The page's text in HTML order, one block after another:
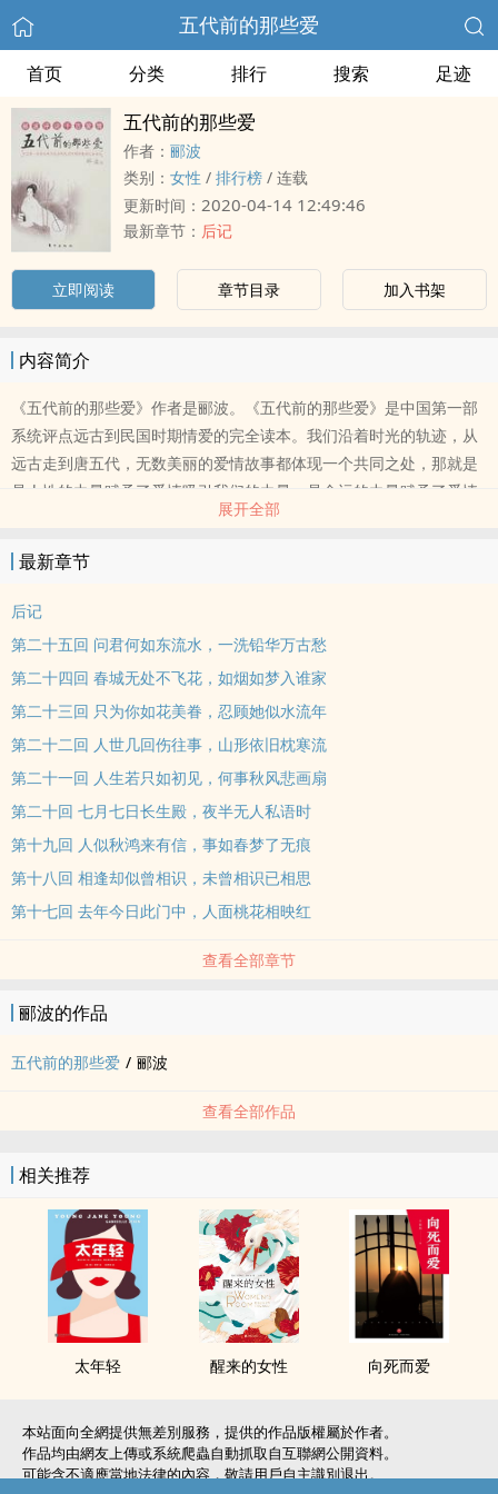
五代前的那些爱
首页 分类 排行 搜索 足迹
五代前的那些爱
作者： 郦波
类别： 女性 / 排行榜 / 连载
更新时间： 2020-04-14 12:49:46
最新章节： 后记
立即阅读 章节目录 加入书架
内容简介
《五代前的那些爱》作者是郦波。《五代前的那些爱》是中国第一部
系统评点远古到民国时期情爱的完全读本。我们沿着时光的轨迹，从
远古走到唐五代，无数美丽的爱情故事都体现一个共同之处，那就是
是人性的力量赋予了爱情吸引我们的力量，是命运的力量赋予了爱情
震撼我们的力量。不论是悲剧还是喜剧，每一场经典的爱情都不只是
展开全部
最新章节
后记
第二十五回 问君何如东流水，一洗铅华万古愁
第二十四回 春城无处不飞花，如烟如梦入谁家
第二十三回 只为你如花美眷，忍顾她似水流年
第二十二回 人世几回伤往事，山形依旧枕寒流
第二十一回 人生若只如初见，何事秋风悲画扇
第二十回 七月七日长生殿，夜半无人私语时
第十九回 人似秋鸿来有信，事如春梦了无痕
第十八回 相逢却似曾相识，未曾相识已相思
第十七回 去年今日此门中，人面桃花相映红
查看全部章节
郦波的作品
五代前的那些爱 / 郦波
查看全部作品
相关推荐
太年轻 醒来的女性 向死而爱
本站面向全網提供無差別服務，提供的作品版權屬於作者。
作品均由網友上傳或系統爬蟲自動抓取自互聯網公開資料。
可能含不適應當地法律的內容，敬請用戶自主識別退出。